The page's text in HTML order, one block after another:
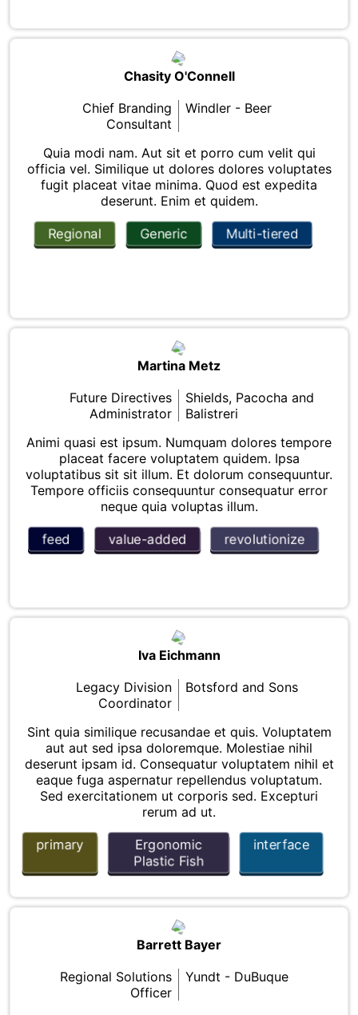
Chasity O'Connell
Chief Branding
Consultant
Windler - Beer
Quia modi nam. Aut sit et porro cum velit qui
officia vel. Similique ut dolores dolores voluptates
fugit placeat vitae minima. Quod est expedita
deserunt. Enim et quidem.
Regional Generic Multi-tiered
Martina Metz
Future Directives
Administrator
Shields, Pacocha and
Balistreri
Animi quasi est ipsum. Numquam dolores tempore
placeat facere voluptatem quidem. Ipsa
voluptatibus sit sit illum. Et dolorum consequuntur.
Tempore officiis consequuntur consequatur error
neque quia voluptas illum.
feed value-added revolutionize
Iva Eichmann
Legacy Division
Coordinator
Botsford and Sons
Sint quia similique recusandae et quis. Voluptatem
aut aut sed ipsa doloremque. Molestiae nihil
deserunt ipsam id. Consequatur voluptatem nihil et
eaque fuga aspernatur repellendus voluptatum.
Sed exercitationem ut corporis sed. Excepturi
rerum ad ut.
primary
Ergonomic
Plastic Fish
interface
Barrett Bayer
Regional Solutions
Officer
Yundt - DuBuque